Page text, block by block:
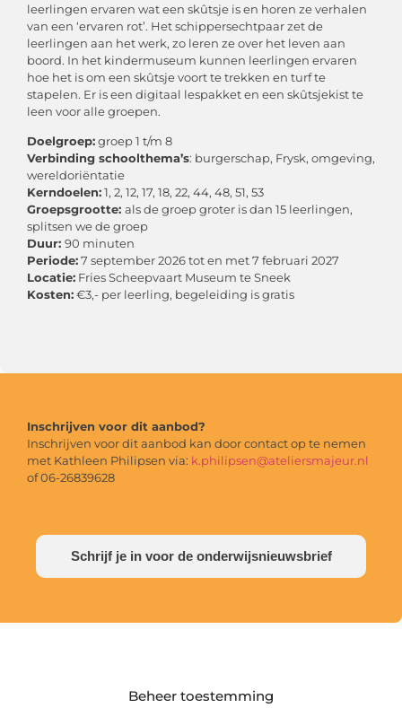
Beheer toestemming
leerlingen ervaren wat een skûtsje is en horen ze verhalen
van een ‘ervaren rot’. Het schippersechtpaar zet de
leerlingen aan het werk, zo leren ze over het leven aan
boord. In het kindermuseum kunnen leerlingen ervaren
hoe het is om een skûtsje voort te trekken en turf te
stapelen. Er is een digitaal lespakket en een skûtsjekist te
leen voor alle groepen.
Doelgroep:groep 1 t/m 8
Verbinding schoolthema’s: burgerschap, Frysk, omgeving,
wereldoriëntatie
Kerndoelen:1, 2, 12, 17, 18, 22, 44, 48, 51, 53
Groepsgrootte: als de groep groter is dan 15 leerlingen,
splitsen we de groep
Duur: 90 minuten
Periode:7 september 2026 tot en met 7 februari 2027
Locatie: Fries Scheepvaart Museum te Sneek
Kosten:€3,- per leerling, begeleiding is gratis
Inschrijven voor dit aanbod?
Inschrijven voor dit aanbod kan door contact op te nemen
met Kathleen Philipsen via: k.philipsen@ateliersmajeur.nl
of 06-26839628
Schrijf je in voor de onderwijsnieuwsbrief